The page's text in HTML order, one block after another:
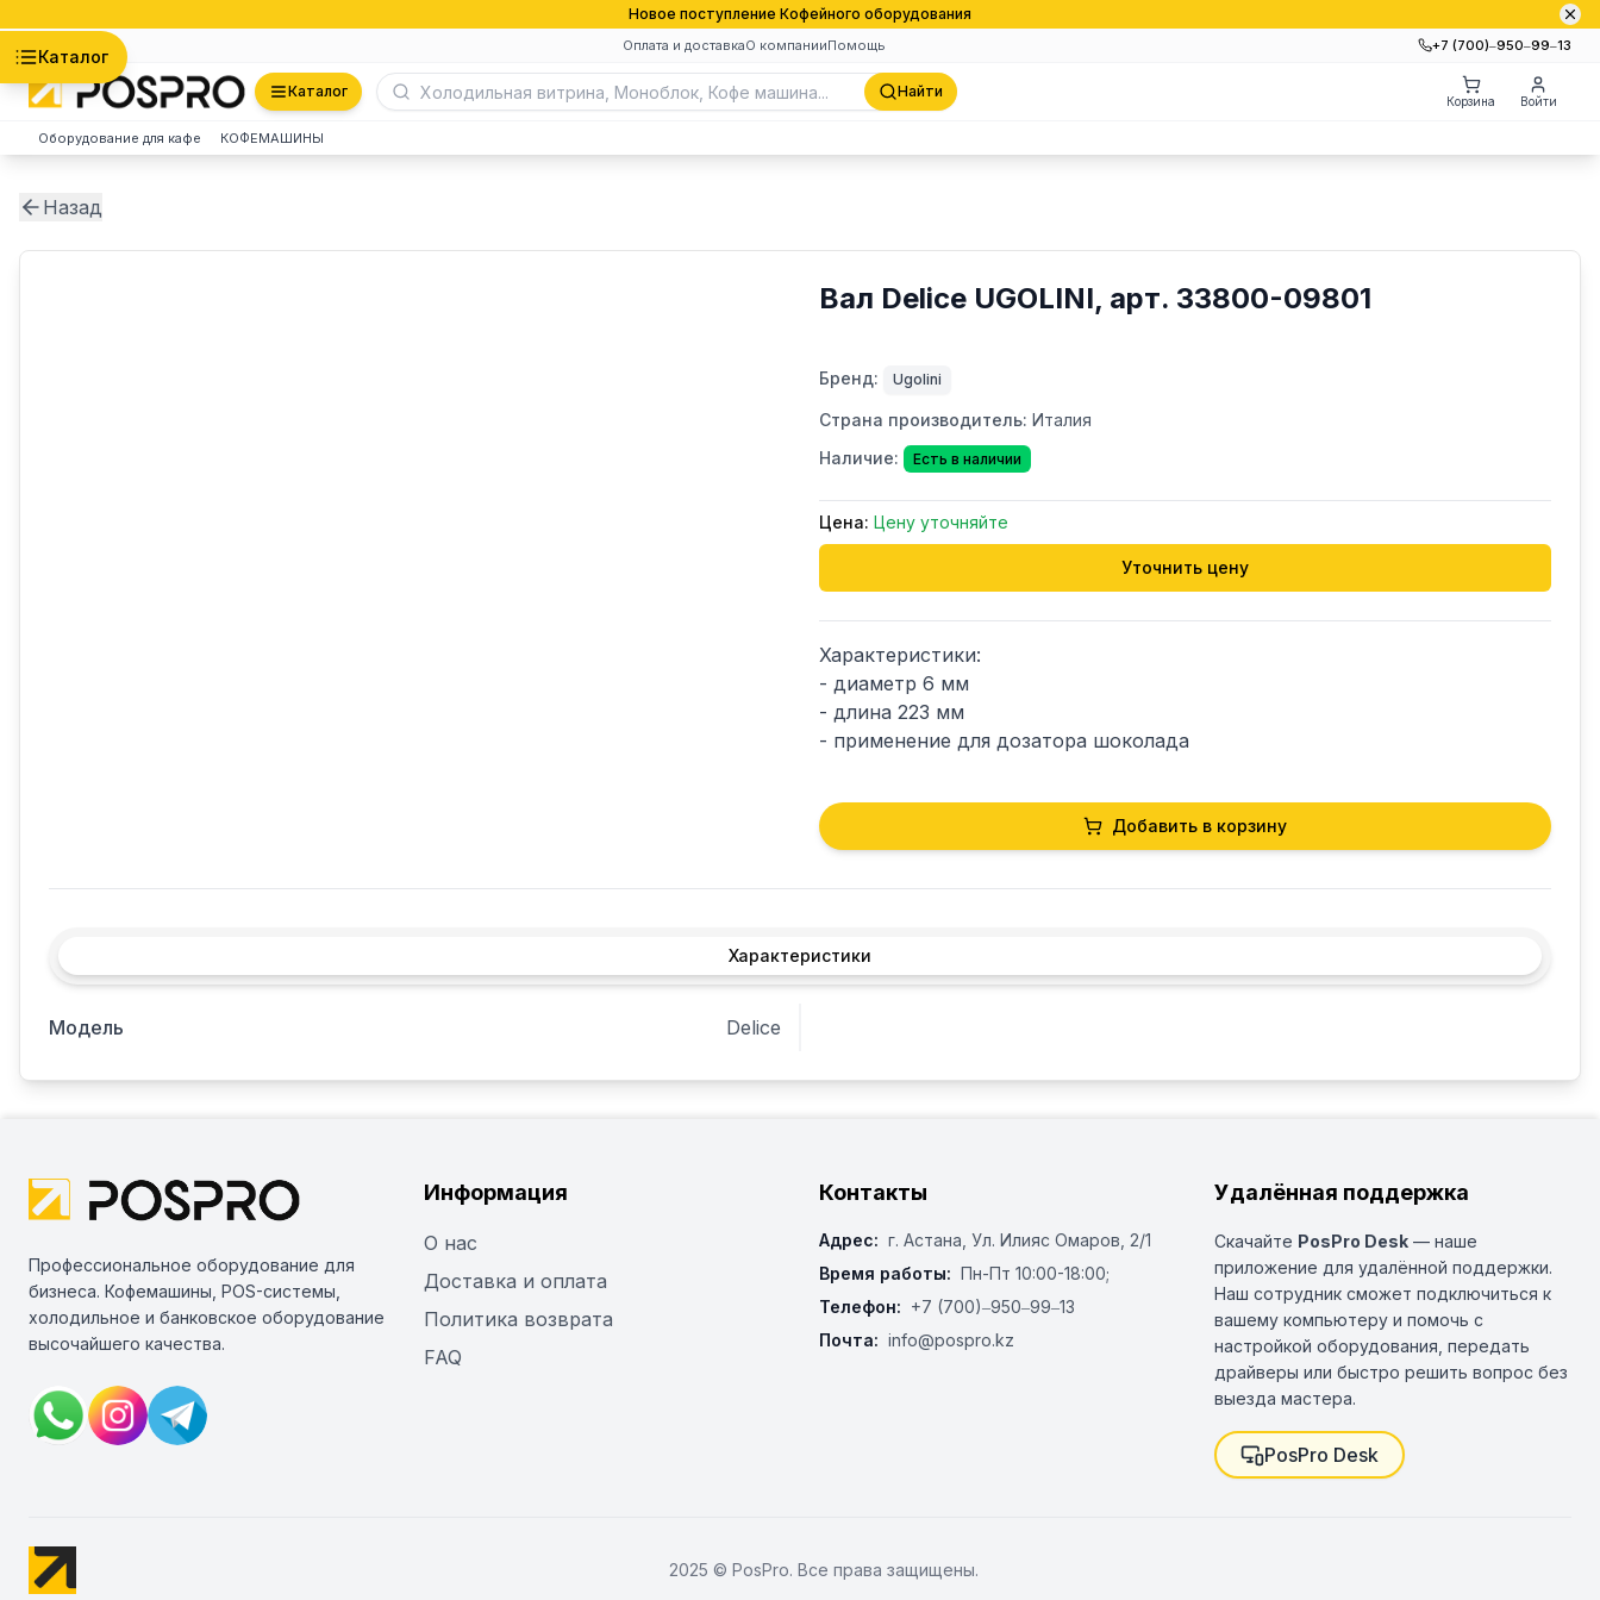
Новое поступление Кофейного оборудования
Оплата и доставкаО компанииПомощь +7 (700)‒950‒99‒13
Каталог
Каталог Найти
Корзина Войти
Оборудование для кафе КОФЕМАШИНЫ
Назад
Вал Delice UGOLINI, арт. 33800-09801
Бренд: Ugolini
Страна производитель: Италия
Наличие:
Есть в наличии
Цена: Цену уточняйте
Уточнить цену
Характеристики:
- диаметр 6 мм
- длина 223 мм
- применение для дозатора шоколада
Добавить в корзину
Характеристики
Модель Delice
Профессиональное оборудование для
бизнеса. Кофемашины, POS-системы,
холодильное и банковское оборудование
высочайшего качества.
Информация
О нас
Доставка и оплата
Политика возврата
FAQ
Контакты
Адрес: г. Астана, ​Ул. Илияс Омаров, 2/1
Время работы: Пн-Пт 10:00-18:00;
Телефон: +7 (700)‒950‒99‒13
Почта: info@pospro.kz
Удалённая поддержка
Скачайте PosPro Desk — наше
приложение для удалённой поддержки.
Наш сотрудник сможет подключиться к
вашему компьютеру и помочь с
настройкой оборудования, передать
драйверы или быстро решить вопрос без
выезда мастера.
PosPro Desk
2025 © PosPro. Все права защищены.